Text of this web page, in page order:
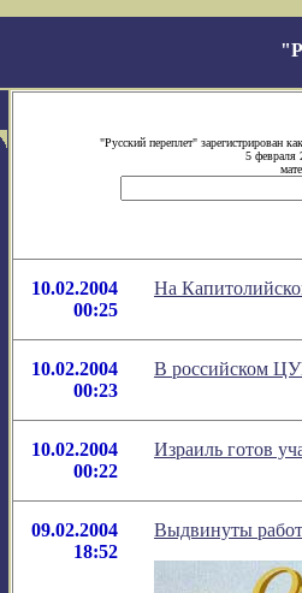
"Русский переплет" зарегистрирован
5 февраля
10.02.2004
00:25
На
10.02.2004
00:23
В российском
10.02.2004
00:22
Израиль готов
09.02.2004
18:52
Выдвинуты